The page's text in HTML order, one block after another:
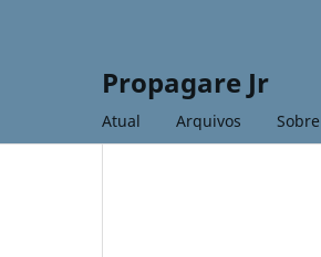
Propagare Jr
Atual Arquivos Sobre